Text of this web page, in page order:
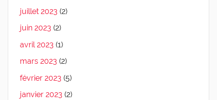
juillet 2023 (2)
juin 2023 (2)
avril 2023 (1)
mars 2023 (2)
février 2023 (5)
janvier 2023 (2)